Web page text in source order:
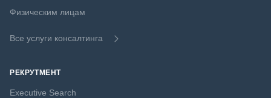
Физическим лицам
Все услуги консалтинга
РЕКРУТМЕНТ
Executive Search